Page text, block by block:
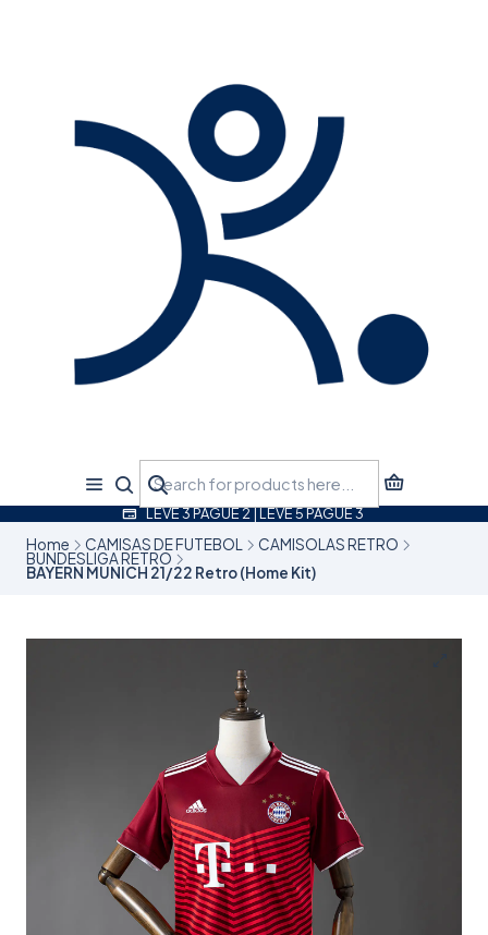
LEVE 3 PAGUE 2 | LEVE 5 PAGUE 3
Home CAMISAS DE FUTEBOL CAMISOLAS RETRO
BUNDESLIGA RETRO
BAYERN MUNICH 21/22 Retro (Home Kit)